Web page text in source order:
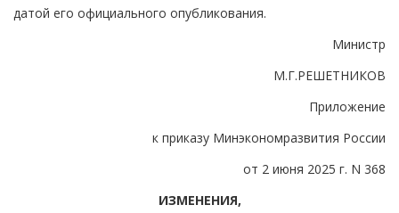
датой его официального опубликования.
Министр
М.Г.РЕШЕТНИКОВ
Приложение
к приказу Минэкономразвития России
от 2 июня 2025 г. N 368
ИЗМЕНЕНИЯ,